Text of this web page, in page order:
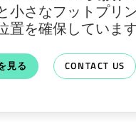
小さなフットプリ
置を確保しています
見る CONTACT US